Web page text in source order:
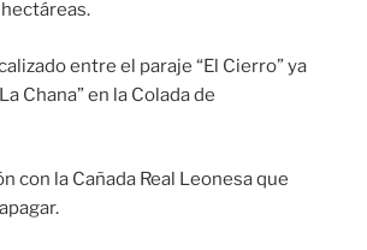
entre el paraje “El Cierro” ya
Chana” en la Colada de
con la Cañada Real Leonesa que